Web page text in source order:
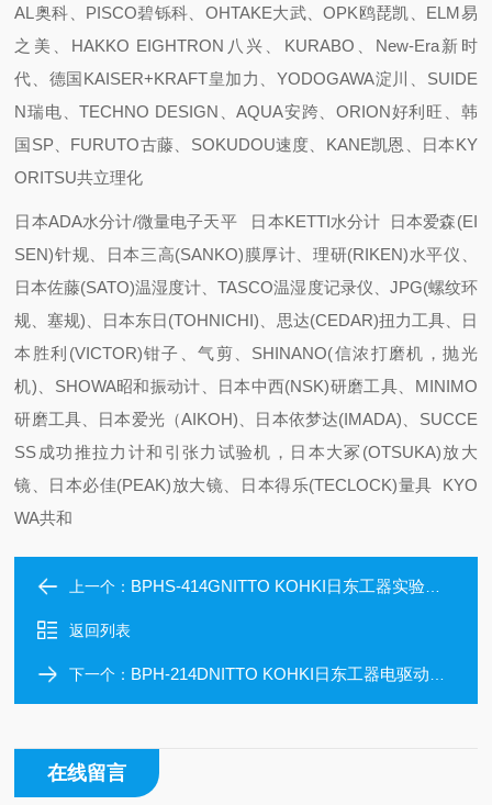
AL奥科、PISCO碧铄科、OHTAKE大武、OPK鸥琵凯、ELM易
之美、HAKKO EIGHTRON八兴、KURABO、New-Era新时
代、德国KAISER+KRAFT皇加力、YODOGAWA淀川、SUIDE
N瑞电、TECHNO DESIGN、AQUA安跨、ORION好利旺、韩
国SP、FURUTO古藤、SOKUDOU速度、KANE凯恩、日本KY
ORITSU共立理化
日本ADA水分计/微量电子天平 日本KETTI水分计 日本爱森(EI
SEN)针规、日本三高(SANKO)膜厚计、理研(RIKEN)水平仪、
日本佐藤(SATO)温湿度计、TASCO温湿度记录仪、JPG(螺纹环
规、塞规)、日本东日(TOHNICHI)、思达(CEDAR)扭力工具、日
本胜利(VICTOR)钳子、气剪、SHINANO(信浓打磨机，抛光
机)、SHOWA昭和振动计、日本中西(NSK)研磨工具、MINIMO
研磨工具、日本爱光（AIKOH)、日本依梦达(IMADA)、SUCCE
SS成功推拉力计和引张力试验机，日本大冢(OTSUKA)放大
镜、日本必佳(PEAK)放大镜、日本得乐(TECLOCK)量具 KYO
WA共和
上一个： BPHS-414GNITTO KOHKI日东工器实验室液体采样隔膜泵
返回列表
下一个： BPH-214DNITTO KOHKI日东工器电驱动隔膜液体泵
在线留言